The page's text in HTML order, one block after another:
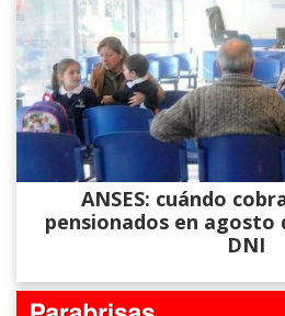
ANSES: cuándo
pensionados en agosto
DNI